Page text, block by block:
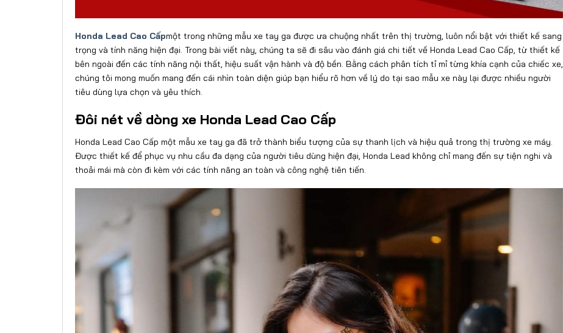
Honda Lead Cao Cấpmột trong những mẫu xe tay ga được ưa chuộng nhất trên thị trường, luôn nổi bật với thiết kế sang
trọng và tính năng hiện đại. Trong bài viết này, chúng ta sẽ đi sâu vào đánh giá chi tiết về Honda Lead Cao Cấp, từ thiết kế
bên ngoài đến các tính năng nội thất, hiệu suất vận hành và độ bền. Bằng cách phân tích tỉ mỉ từng khía cạnh của chiếc xe,
chúng tôi mong muốn mang đến cái nhìn toàn diện giúp bạn hiểu rõ hơn về lý do tại sao mẫu xe này lại được nhiều người
tiêu dùng lựa chọn và yêu thích.
Đôi nét về dòng xe Honda Lead Cao Cấp
Honda Lead Cao Cấp một mẫu xe tay ga đã trở thành biểu tượng của sự thanh lịch và hiệu quả trong thị trường xe máy.
Được thiết kế để phục vụ nhu cầu đa dạng của người tiêu dùng hiện đại, Honda Lead không chỉ mang đến sự tiện nghi và
thoải mái mà còn đi kèm với các tính năng an toàn và công nghệ tiên tiến.